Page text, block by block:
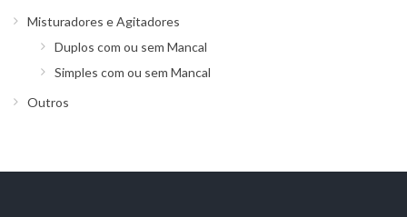
Misturadores e Agitadores
Duplos com ou sem Mancal
Simples com ou sem Mancal
Outros